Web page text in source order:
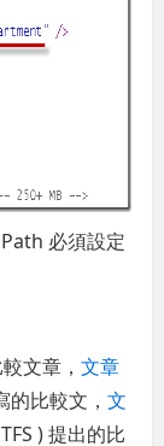
必須設定
文章，文章
的比較文，文
) 提出的比